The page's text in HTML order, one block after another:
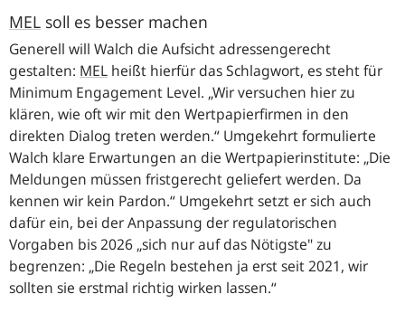
MEL soll es besser machen
Generell will Walch die Aufsicht adressengerecht
gestalten: MEL heißt hierfür das Schlagwort, es steht für
Minimum Engagement Level. Wir versuchen hier zu
klären, wie oft wir mit den Wertpapierfirmen in den
direkten Dialog treten werden. Umgekehrt formulierte
Walch klare Erwartungen an die Wertpapierinstitute: Die
Meldungen müssen fristgerecht geliefert werden. Da
kennen wir kein Pardon. Umgekehrt setzt er sich auch
dafür ein, bei der Anpassung der regulatorischen
Vorgaben bis 2026 „sich nur auf das Nötigste" zu
begrenzen: Die Regeln bestehen ja erst seit 2021, wir
sollten sie erstmal richtig wirken lassen.